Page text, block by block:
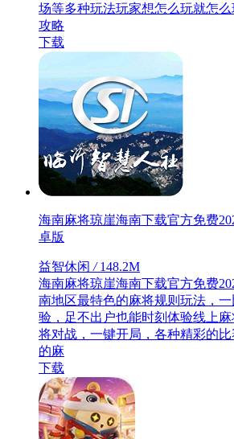
场等多种玩法玩家想怎么玩就怎
攻略
下载
海南麻将琼崖海南下载官方免费
卓版
益智休闲 /148.2M
海南麻将琼崖海南下载官方免费
南地区最特色的麻将规则玩法，
验，足不出户也能时刻体验线上
将对战，一键开局，各种精彩的
的麻
下载